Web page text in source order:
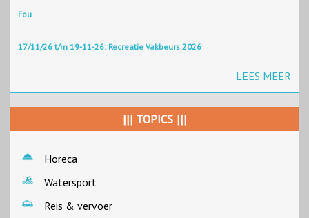
Fou
17/11/26 t/m 19-11-26: Recreatie Vakbeurs 2026
LEES MEER
||| TOPICS |||
Horeca
Watersport
Reis & vervoer